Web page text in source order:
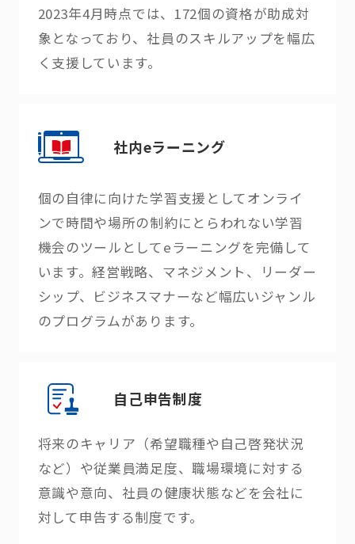
2023年4月時点では、172個の資格が助成対
象となっており、社員のスキルアップを幅広
く支援しています。
社内eラーニング
個の自律に向けた学習支援としてオンライ
ンで時間や場所の制約にとらわれない学習
機会のツールとしてeラーニングを完備して
います。経営戦略、マネジメント、リーダー
シップ、ビジネスマナーなど幅広いジャンル
のプログラムがあります。
自己申告制度
将来のキャリア（希望職種や自己啓発状況
など）や従業員満足度、職場環境に対する
意識や意向、社員の健康状態などを会社に
対して申告する制度です。